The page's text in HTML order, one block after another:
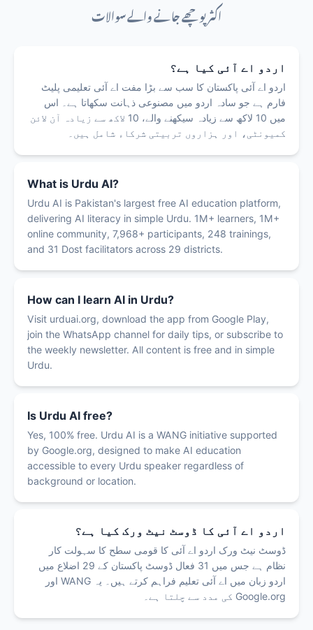
اکثر پوچھے جانے والے سوالات
اردو اے آئی کیا ہے؟
اردو اے آئی پاکستان کا سب سے بڑا مفت اے آئی تعلیمی پلیٹ
فارم ہے جو سادہ اردو میں مصنوعی ذہانت سکھاتا ہے۔ اس
میں 10 لاکھ سے زیادہ سیکھنے والے، 10 لاکھ سے زیادہ آن لائن
کمیونٹی، اور ہزاروں تربیتی شرکاء شامل ہیں۔
What is Urdu AI?
Urdu AI is Pakistan's largest free AI education platform,
delivering AI literacy in simple Urdu. 1M+ learners, 1M+
online community, 7,968+ participants, 248 trainings,
and 31 Dost facilitators across 29 districts.
How can I learn AI in Urdu?
Visit urduai.org, download the app from Google Play,
join the WhatsApp channel for daily tips, or subscribe to
the weekly newsletter. All content is free and in simple
Urdu.
Is Urdu AI free?
Yes, 100% free. Urdu AI is a WANG initiative supported
by Google.org, designed to make AI education
accessible to every Urdu speaker regardless of
background or location.
اردو اے آئی کا ڈوسٹ نیٹ ورک کیا ہے؟
ڈوسٹ نیٹ ورک اردو اے آئی کا قومی سطح کا سہولت کار
نظام ہے جس میں 31 فعال ڈوسٹ پاکستان کے 29 اضلاع میں
اردو زبان میں اے آئی تعلیم فراہم کرتے ہیں۔ یہ WANG اور
Google.org کی مدد سے چلتا ہے۔